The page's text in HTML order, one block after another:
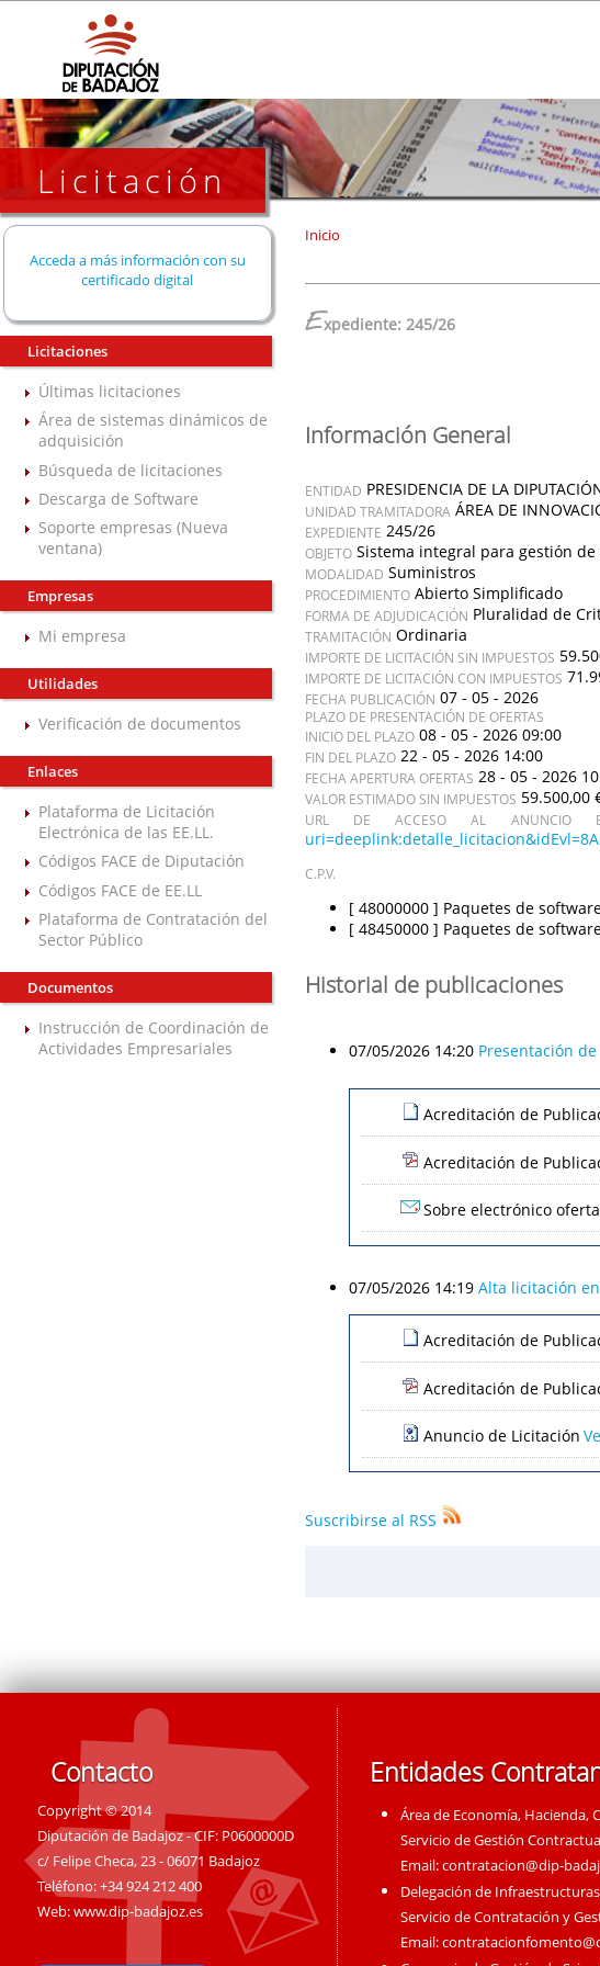
Licitación
Acceda a más información con su
certificado digital
Licitaciones
Últimas licitaciones
Área de sistemas dinámicos de
adquisición
Búsqueda de licitaciones
Descarga de Software
Soporte empresas (Nueva
ventana)
Empresas
Mi empresa
Utilidades
Verificación de documentos
Enlaces
Plataforma de Licitación
Electrónica de las EE.LL.
Códigos FACE de Diputación
Códigos FACE de EE.LL
Plataforma de Contratación del
Sector Público
Documentos
Instrucción de Coordinación de
Actividades Empresariales
Inicio
Expediente: 245/26
Información General
ENTIDAD PRESIDENCIA DE LA
UNIDAD TRAMITADORA ÁREA DE
EXPEDIENTE 245/26
OBJETO Sistema integral para gestión
MODALIDAD Suministros
PROCEDIMIENTO Abierto Simplificado
FORMA DE ADJUDICACIÓN Pluralidad de
TRAMITACIÓN Ordinaria
IMPORTE DE LICITACIÓN SIN IMPUESTOS
IMPORTE DE LICITACIÓN CON IMPUESTOS
FECHA PUBLICACIÓN 07 - 05 - 2026
PLAZO DE PRESENTACIÓN DE OFERTAS
INICIO DEL PLAZO 08 - 05 - 2026 09:00
FIN DEL PLAZO 22 - 05 - 2026 14:00
FECHA APERTURA OFERTAS 28 - 05 - 2026
VALOR ESTIMADO SIN IMPUESTOS 59.500,00
URL DE ACCESO AL ANUNCIO EN
C.P.V.
[ 48000000 ] Paquetes de
[ 48450000 ] Paquetes de
Historial de publicaciones
07/05/2026 14:20 Presentación
Acreditación de
Acreditación de
Sobre electrónico
07/05/2026 14:19 Alta licitación
Acreditación de
Acreditación de
Anuncio de Licitación
Suscribirse al RSS
Contacto
Copyright © 2014
Diputación de Badajoz - CIF: P0600000D
c/ Felipe Checa, 23 - 06071 Badajoz
Teléfono: +34 924 212 400
Web:www.dip-badajoz.es
Entidades
Área de Economía, Hacienda,
Servicio de Gestión
Email:contratacion@dip-
Delegación de
Servicio de Contratación y
Email: